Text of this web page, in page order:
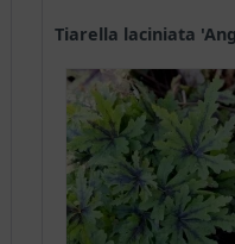
Tiarella laciniata